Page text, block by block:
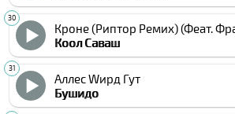
Коол Саваш
Аллес Wирд Гут
Бушидо